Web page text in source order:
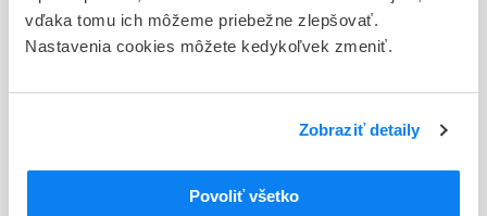
vďaka tomu ich môžeme priebežne zlepšovať.
Nastavenia cookies môžete kedykoľvek zmeniť.
Zobraziť detaily
Povoliť všetko
Typ registračnej procedúry
Decentralizovaná
Indikačná skupina
16 - ANTICOAGULANTIA (FIBRINOLYTICA, ANTIFIBRINOL.)